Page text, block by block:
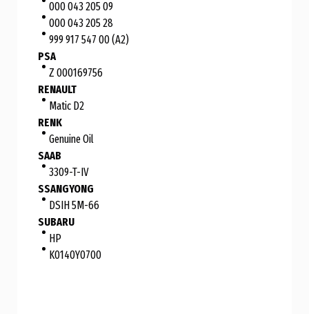
000 043 205 09
000 043 205 28
999 917 547 00 (A2)
PSA
Z 000169756
RENAULT
Matic D2
RENK
Genuine Oil
SAAB
3309-T-IV
SSANGYONG
DSIH 5M-66
SUBARU
HP
K0140Y0700